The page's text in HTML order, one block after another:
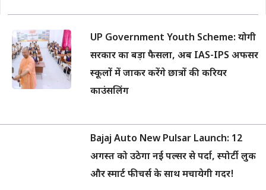
UP Government Youth Scheme: योगी
सरकार का बड़ा फैसला, अब IAS-IPS अफसर
स्कूलों में जाकर करेंगे छात्रों की करियर
काउंसलिंग
Bajaj Auto New Pulsar Launch: 12
अगस्त को उठेगा नई पल्सर से पर्दा, स्पोर्टी लुक
और स्मार्ट फीचर्स के साथ मचायेगी गदर!